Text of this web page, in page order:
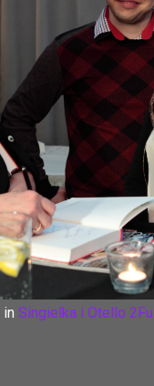
in Singielka i Otello 2